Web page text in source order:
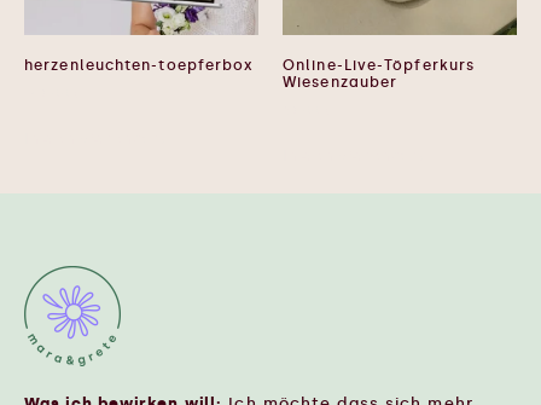
herzenleuchten-toepferbox
Online-Live-Töpferkurs
Wiesenzauber